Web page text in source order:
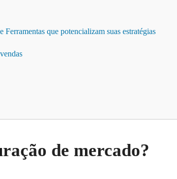
Ferramentas que potencializam suas estratégias
de mercado?